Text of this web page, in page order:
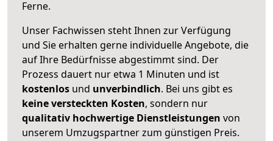
Ferne.
Unser Fachwissen steht Ihnen zur Verfügung
und Sie erhalten gerne individuelle Angebote, die
auf Ihre Bedürfnisse abgestimmt sind. Der
Prozess dauert nur etwa 1 Minuten und ist
kostenlos und unverbindlich. Bei uns gibt es
keine versteckten Kosten, sondern nur
qualitativ hochwertige Dienstleistungen von
unserem Umzugspartner zum günstigen Preis.